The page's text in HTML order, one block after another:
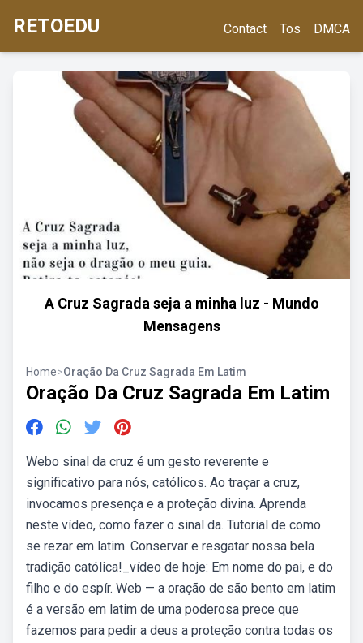
RETOEDU Contact Tos DMCA
A Cruz Sagrada seja a minha luz - Mundo
Mensagens
Home>Oração Da Cruz Sagrada Em Latim
Oração Da Cruz Sagrada Em Latim
Webo sinal da cruz é um gesto reverente e
significativo para nós, católicos. Ao traçar a cruz,
invocamos presença e a proteção divina. Aprenda
neste vídeo, como fazer o sinal da. Tutorial de como
se rezar em latim. Conservar e resgatar nossa bela
tradição católica!_vídeo de hoje: Em nome do pai, e do
filho e do espír. Web — a oração de são bento em latim
é a versão em latim de uma poderosa prece que
fazemos para pedir a deus a proteção contra todas os